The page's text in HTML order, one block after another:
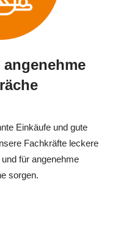
Einkäufe und gute
Fachkräfte leckere
für angenehme
sorgen.